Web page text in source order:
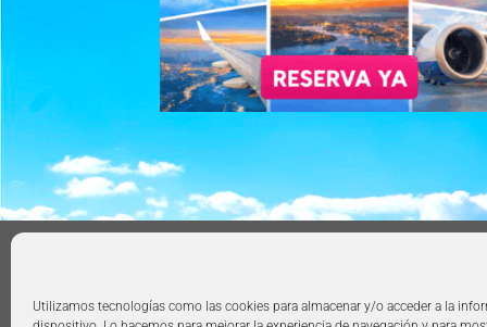
Utilizamos tecnologías como las cookies para almacenar y/o acceder a la